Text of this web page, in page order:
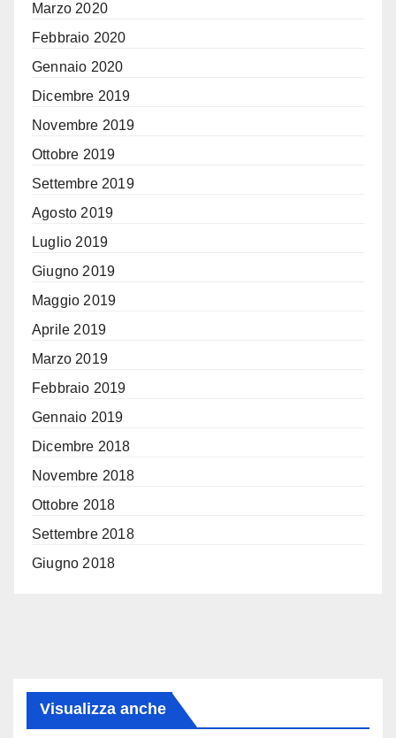
Marzo 2020
Febbraio 2020
Gennaio 2020
Dicembre 2019
Novembre 2019
Ottobre 2019
Settembre 2019
Agosto 2019
Luglio 2019
Giugno 2019
Maggio 2019
Aprile 2019
Marzo 2019
Febbraio 2019
Gennaio 2019
Dicembre 2018
Novembre 2018
Ottobre 2018
Settembre 2018
Giugno 2018
Visualizza anche